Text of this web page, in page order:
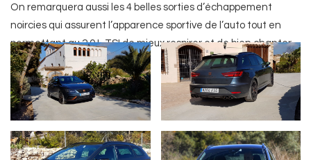
On remarquera aussi les 4 belles sorties d’échappement
noircies qui assurent l’apparence sportive de l’auto tout en
permettant au 2.0 L TSI de mieux respirer et de bien chanter.